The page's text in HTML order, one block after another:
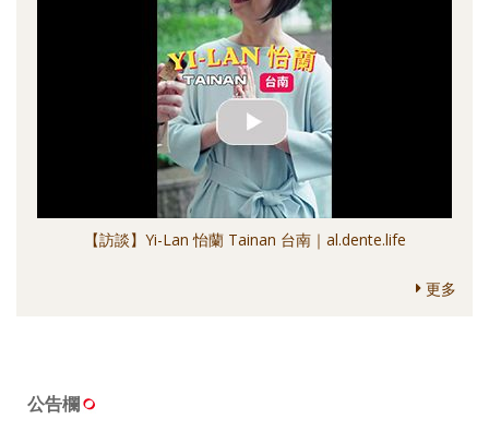
【訪談】Yi-Lan 怡蘭 Tainan 台南｜al.dente.life
更多
公告欄